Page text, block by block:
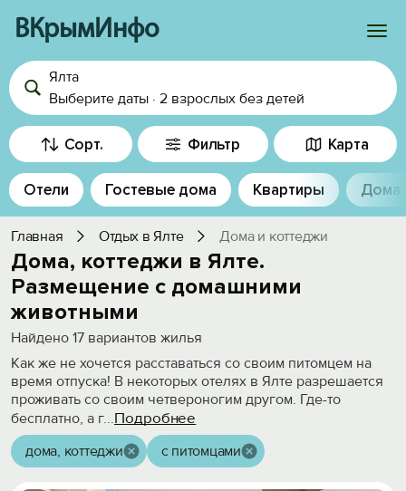
ВКрымИнфо
Войти
Избранное
История просмотра
Добавить свой объект
Ялта
Выберите даты · 2 взрослых без детей
Сорт. Фильтр Карта
Отели Гостевые дома Квартиры Дома
Главная Отдых в Ялте Дома и коттеджи
Дома, коттеджи в Ялте.
Размещение с домашними
животными
Найдено 17 вариантов жилья
Как же не хочется расставаться со своим питомцем на
время отпуска! В некоторых отелях в Ялте разрешается
проживать со своим четвероногим другом. Где-то
бесплатно, а г...Подробнее
дома, коттеджи с питомцами